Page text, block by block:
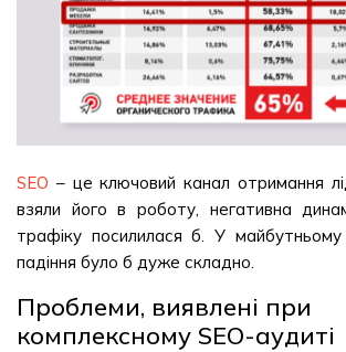
SEO – це ключовий канал отримання
взяли його в роботу, негативна
трафіку посилилася б. У
падіння було б дуже складно.
Проблеми, виявлені при
комплексному SEO-аудиті